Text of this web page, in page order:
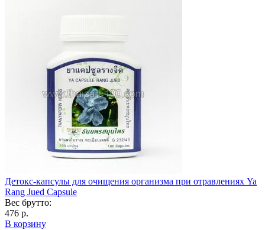
Детокс-капсулы для очищения организма при отравлениях Ya
Rang Jued Capsule
Вес брутто:
476 р.
В корзину